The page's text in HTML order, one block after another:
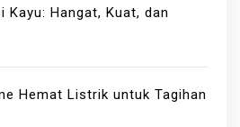
Hangat, Kuat, dan
Hemat Listrik untuk Tagihan